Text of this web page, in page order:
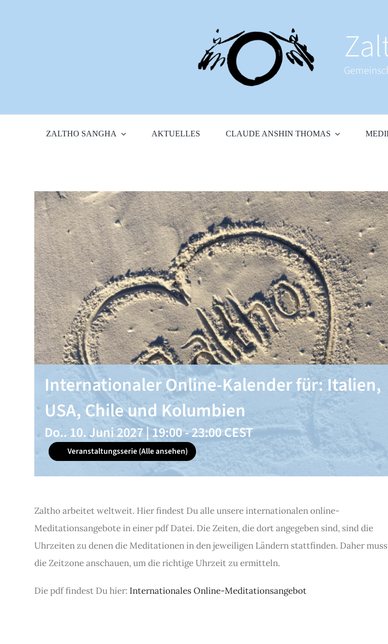
ZALTHO SANGHA AKTUELLES CLAUDE ANSHIN THOMAS
Internationaler Online-Kalender für: Italien,
USA, Chile und Kolumbien
Do.. 10. Juni 2027 | 19:00-23:00CEST
Veranstaltungsserie(Alle ansehen)
Zaltho arbeitet weltweit. Hier findest Du alle unsere internationalen online-
Meditationsangebote in einer pdf Datei. Die Zeiten, die dort angegeben sind, sind die
Uhrzeiten zu denen die Meditationen in den jeweiligen Ländern stattfinden. Daher
die Zeitzone anschauen, um die richtige Uhrzeit zu ermitteln.
Die pdf findest Du hier: Internationales Online-Meditationsangebot